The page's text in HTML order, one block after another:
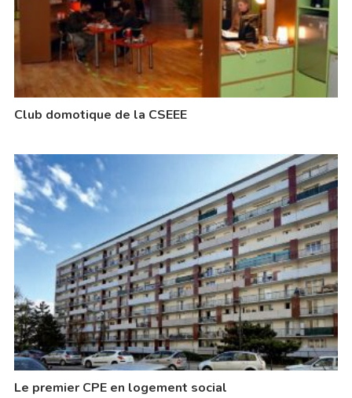
Club domotique de la CSEEE
Le premier CPE en logement social